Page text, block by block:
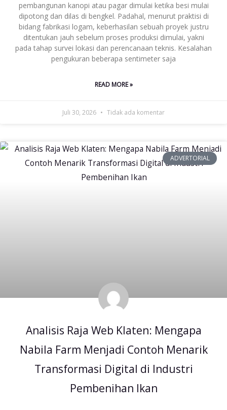
pembangunan kanopi atau pagar dimulai ketika besi mulai
dipotong dan dilas di bengkel. Padahal, menurut praktisi di
bidang fabrikasi logam, keberhasilan sebuah proyek justru
ditentukan jauh sebelum proses produksi dimulai, yakni
pada tahap survei lokasi dan perencanaan teknis. Kesalahan
pengukuran beberapa sentimeter saja
READ MORE »
Juli 30, 2026 Tidak ada komentar
ADVERTORIAL
Analisis Raja Web Klaten: Mengapa
Nabila Farm Menjadi Contoh Menarik
Transformasi Digital di Industri
Pembenihan Ikan